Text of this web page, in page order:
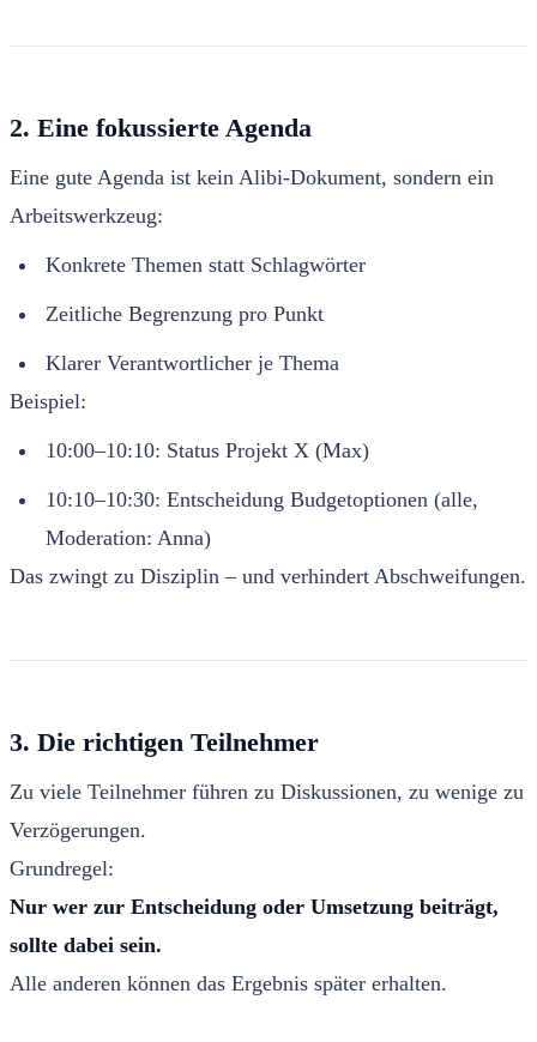
2. Eine fokussierte Agenda
Eine gute Agenda ist kein Alibi-Dokument, sondern ein
Arbeitswerkzeug:
Konkrete Themen statt Schlagwörter
Zeitliche Begrenzung pro Punkt
Klarer Verantwortlicher je Thema
Beispiel:
10:00–10:10: Status Projekt X (Max)
10:10–10:30: Entscheidung Budgetoptionen (alle,
Moderation: Anna)
Das zwingt zu Disziplin – und verhindert Abschweifungen.
3. Die richtigen Teilnehmer
Zu viele Teilnehmer führen zu Diskussionen, zu wenige zu
Verzögerungen.
Grundregel:
Nur wer zur Entscheidung oder Umsetzung beiträgt,
sollte dabei sein.
Alle anderen können das Ergebnis später erhalten.